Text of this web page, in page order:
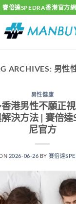
賽倍達SPEDRA香港官方
ARCHIVES: 男性
男性健康
港男性不願正
決方法 | 賽倍達
尼官方
2026-06-26 BY 賽倍達